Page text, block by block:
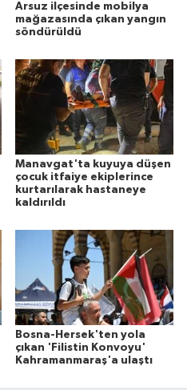
Arsuz ilçesinde mobilya
mağazasında çıkan yangın
söndürüldü
Manavgat'ta kuyuya düşen
çocuk itfaiye ekiplerince
kurtarılarak hastaneye
kaldırıldı
Bosna-Hersek'ten yola
çıkan 'Filistin Konvoyu'
Kahramanmaraş'a ulaştı